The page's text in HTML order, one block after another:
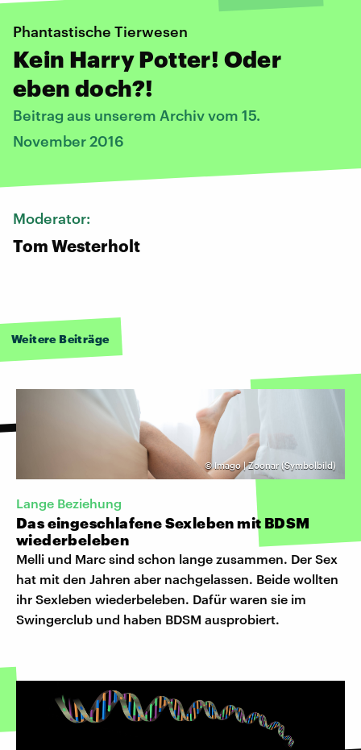
Phantastische Tierwesen
Kein Harry Potter! Oder
eben doch?!
Beitrag aus unserem Archiv vom 15.
November 2016
Moderator:
Tom Westerholt
Weitere Beiträge
© Imago | Zoonar (Symbolbild)
Lange Beziehung
Das eingeschlafene Sexleben mit BDSM
wiederbeleben
Melli und Marc sind schon lange zusammen. Der Sex
hat mit den Jahren aber nachgelassen. Beide wollten
ihr Sexleben wiederbeleben. Dafür waren sie im
Swingerclub und haben BDSM ausprobiert.